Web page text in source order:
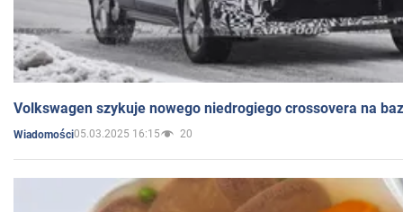
Volkswagen szykuje nowego niedrogiego crossovera na
Wiadomości05.03.2025 16:15 20